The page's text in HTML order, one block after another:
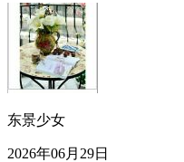
东景少女
2026年06月29日